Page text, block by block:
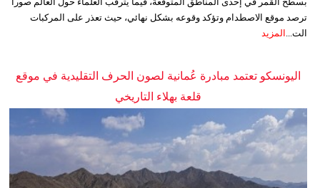
ترصد موقع الاصطدام وتؤكد وقوعه بشكل نهائي، حيث تعذر على المركبات
الت... المزيد
اليونسكو تعتمد مبادرة عُمانية لصون الحرف التقليدية في موقع
قلعة بهلاء التاريخي